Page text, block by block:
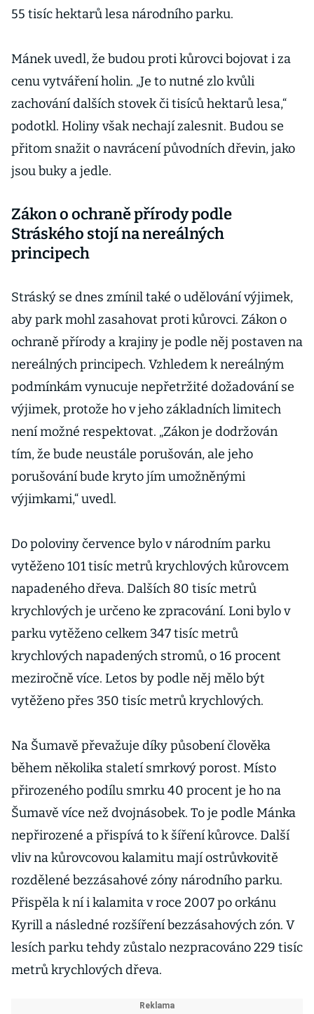
55 tisíc hektarů lesa národního parku.
Mánek uvedl, že budou proti kůrovci bojovat i za
cenu vytváření holin. „Je to nutné zlo kvůli
zachování dalších stovek či tisíců hektarů lesa,“
podotkl. Holiny však nechají zalesnit. Budou se
přitom snažit o navrácení původních dřevin, jako
jsou buky a jedle.
Zákon o ochraně přírody podle
Stráského stojí na nereálných
principech
Stráský se dnes zmínil také o udělování výjimek,
aby park mohl zasahovat proti kůrovci. Zákon o
ochraně přírody a krajiny je podle něj postaven na
nereálných principech. Vzhledem k nereálným
podmínkám vynucuje nepřetržité dožadování se
výjimek, protože ho v jeho základních limitech
není možné respektovat. „Zákon je dodržován
tím, že bude neustále porušován, ale jeho
porušování bude kryto jím umožněnými
výjimkami,“ uvedl.
Do poloviny července bylo v národním parku
vytěženo 101 tisíc metrů krychlových kůrovcem
napadeného dřeva. Dalších 80 tisíc metrů
krychlových je určeno ke zpracování. Loni bylo v
parku vytěženo celkem 347 tisíc metrů
krychlových napadených stromů, o 16 procent
meziročně více. Letos by podle něj mělo být
vytěženo přes 350 tisíc metrů krychlových.
Na Šumavě převažuje díky působení člověka
během několika staletí smrkový porost. Místo
přirozeného podílu smrku 40 procent je ho na
Šumavě více než dvojnásobek. To je podle Mánka
nepřirozené a přispívá to k šíření kůrovce. Další
vliv na kůrovcovou kalamitu mají ostrůvkovitě
rozdělené bezzásahové zóny národního parku.
Přispěla k ní i kalamita v roce 2007 po orkánu
Kyrill a následné rozšíření bezzásahových zón. V
lesích parku tehdy zůstalo nezpracováno 229 tisíc
metrů krychlových dřeva.